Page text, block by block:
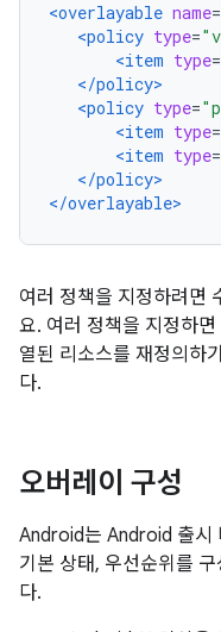
<overlayable name=
<policy type=
<item type=
</policy>
<policy type=
<item type=
<item type=
</policy>
</overlayable>
여러 정책을 지정하려면
요. 여러 정책을 지정하
열된 리소스를 재정의하
다.
오버레이 구성
Android는 Android 출시
기본 상태, 우선순위를
다.